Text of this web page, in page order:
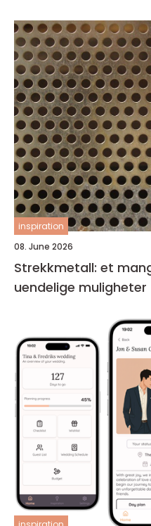
inspiration
08. June 2026
Strekkmetall: et
uendelige muligheter